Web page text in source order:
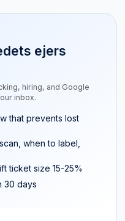
ejers
hiring, and Google
inbox.
that prevents lost
when to label,
ticket size 15-25%
30 days